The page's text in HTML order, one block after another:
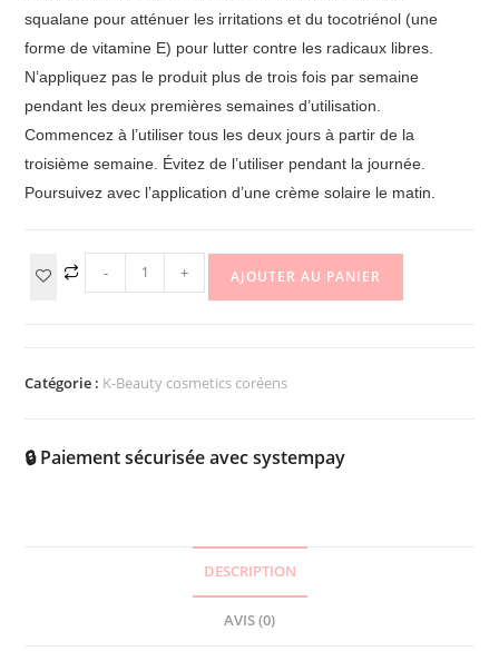
squalane pour atténuer les irritations et du tocotriénol (une
forme de vitamine E) pour lutter contre les radicaux libres.
N’appliquez pas le produit plus de trois fois par semaine
pendant les deux premières semaines d’utilisation.
Commencez à l’utiliser tous les deux jours à partir de la
troisième semaine. Évitez de l’utiliser pendant la journée.
Poursuivez avec l’application d’une crème solaire le matin.
- + AJOUTER AU PANIER
Catégorie : K-Beauty cosmetics coréens
🔒 Paiement sécurisée avec systempay
DESCRIPTION
AVIS (0)